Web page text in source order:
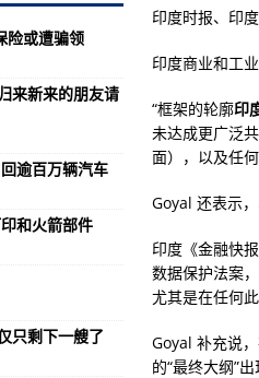
门渠道监视华人血统的学生和访问学者
心，想回到苏联没脑子
空兵司令日哈列夫少将担任机长
战斗机的对比当中，究竟是怎样的战机？
色警戒2共和国之辉秘籍中国强国记问题
直地落到小型目标上方精确引爆
嫌疑人
籍作弊码有什么?玩家都不知道
印度时报、印
印度商业和工
“框架的轮廓印
未达成更广泛
面），以及任
Goyal 还表示
印度《金融快
数据保护法案
尤其是在任何
Goyal 补充说
的“最终大纲”出
险或遭骗领
来新来的朋友请
逾百万辆汽车
和火箭部件
只剩下一艘了